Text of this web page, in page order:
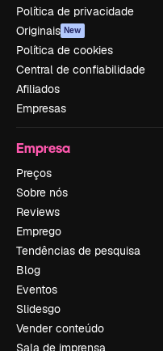
Política de privacidade
Originais New
Política de cookies
Central de confiabilidade
Afiliados
Empresas
Empresa
Preços
Sobre nós
Reviews
Emprego
Tendências de pesquisa
Blog
Eventos
Slidesgo
Vender conteúdo
Sala de imprensa